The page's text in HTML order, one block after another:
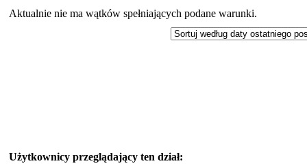
Aktualnie nie ma wątków spełniających podane warunki.
Użytkownicy przeglądający ten dział: